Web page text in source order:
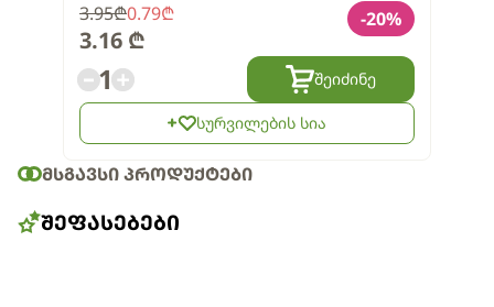
3.95₾0.79₾
3.16 ₾
-20%
1 შეიძინე
სურვილების სია
ᲛᲡᲒᲐᲕᲡᲘ ᲞᲠᲝᲓᲣᲥᲢᲔᲑᲘ
ᲨᲔᲤᲐᲡᲔᲑᲔᲑᲘ